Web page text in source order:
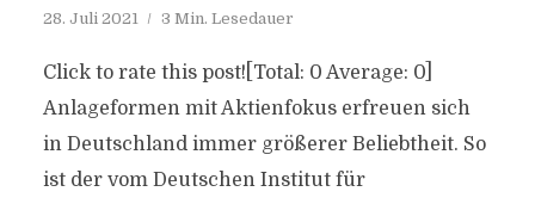
28. Juli 2021 3 Min. Lesedauer
Click to rate this post![Total: 0 Average: 0]
Anlageformen mit Aktienfokus erfreuen sich
in Deutschland immer größerer Beliebtheit. So
ist der vom Deutschen Institut für